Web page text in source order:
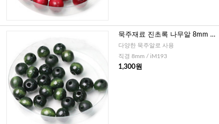
묵주재료 진초록 나무알 8mm -
30개
다양한 묵주알로 사용
직경 8mm / iM193
1,300원